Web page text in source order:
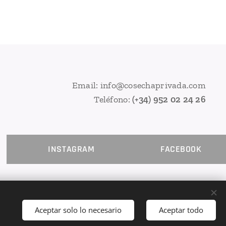
Email: info@cosechaprivada.com
Teléfono:(+34) 952 02 24 26
INSTAGRAM FACEBOOK
Aceptar solo lo necesario Aceptar todo